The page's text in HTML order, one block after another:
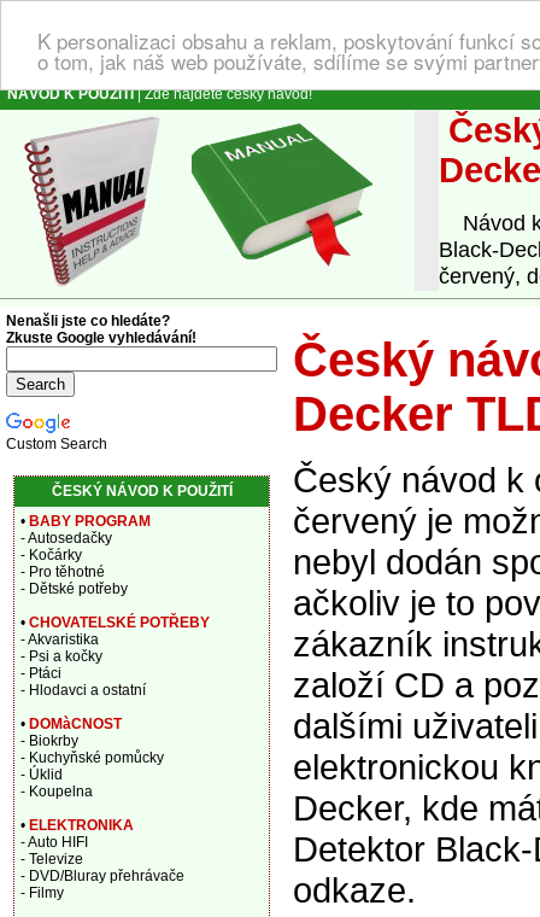
K personalizaci obsahu a reklam, poskytování funkcí
o tom, jak náš web používáte, sdílíme se svými
NÁVOD K POUŽITÍ| Zde najdete český návod!
Návod k
Black-
červený,
Český
Decker
Český návod k
červený je
nebyl dodán
ačkoliv je to
zákazník
založí CD a
dalšími
elektronickou
Decker, kde
Detektor
odkaze.
Nenašli jste co hledáte?
Zkuste Google vyhledávání!
Custom Search
ČESKÝ NÁVOD K POUŽITÍ
• BABY PROGRAM
- Autosedačky
- Kočárky
- Pro těhotné
- Dětské potřeby
• CHOVATELSKÉ POTŘEBY
- Akvaristika
- Psi a kočky
- Ptáci
- Hlodavci a ostatní
• DOMàCNOST
- Biokrby
- Kuchyňské pomůcky
- Úklid
- Koupelna
• ELEKTRONIKA
- Auto HIFI
- Televize
- DVD/Bluray přehrávače
- Filmy